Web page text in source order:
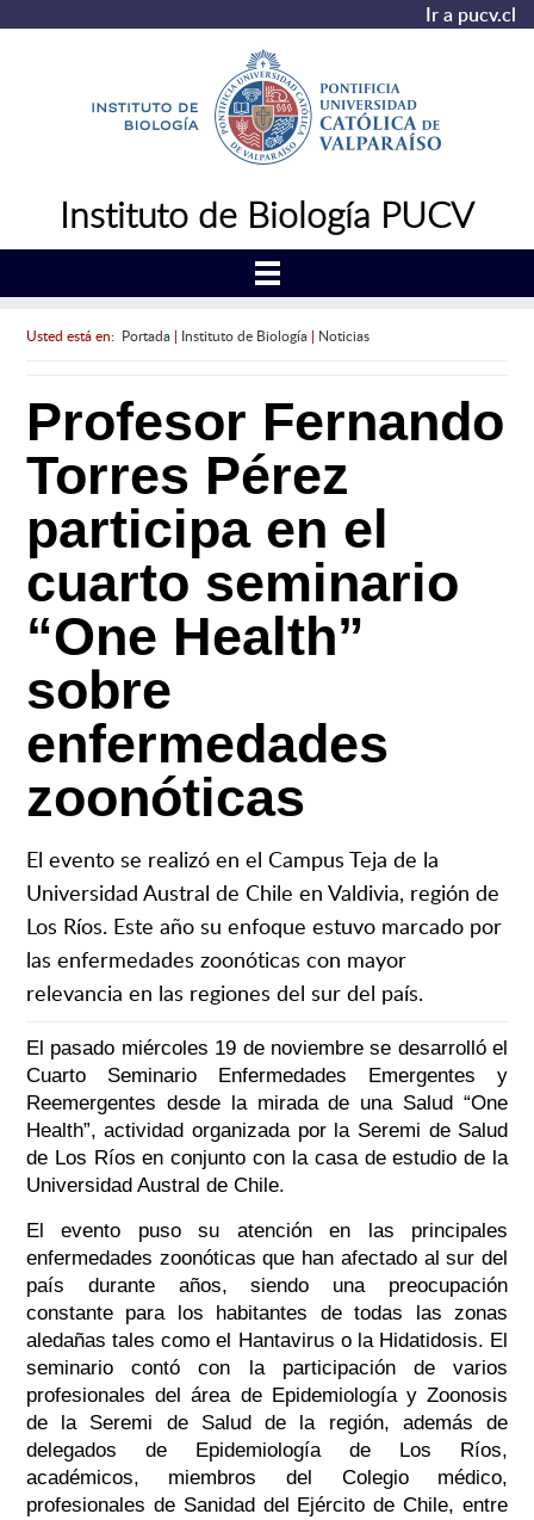
Ir a pucv.cl
Instituto de Biología PUCV
Usted está en: Portada| Instituto de Biología| Noticias
Profesor Fernando
Torres Pérez
participa en el
cuarto seminario
“One Health”
sobre
enfermedades
zoonóticas
El evento se realizó en el Campus Teja de la
Universidad Austral de Chile en Valdivia, región de
Los Ríos. Este año su enfoque estuvo marcado por
las enfermedades zoonóticas con mayor
relevancia en las regiones del sur del país.
El pasado miércoles 19 de noviembre se desarrolló el
Cuarto Seminario Enfermedades Emergentes y
Reemergentes desde la mirada de una Salud “One
Health”, actividad organizada por la Seremi de Salud
de Los Ríos en conjunto con la casa de estudio de la
Universidad Austral de Chile.
El evento puso su atención en las principales
enfermedades zoonóticas que han afectado al sur del
país durante años, siendo una preocupación
constante para los habitantes de todas las zonas
aledañas tales como el Hantavirus o la Hidatidosis. El
seminario contó con la participación de varios
profesionales del área de Epidemiología y Zoonosis
de la Seremi de Salud de la región, además de
delegados de Epidemiología de Los Ríos,
académicos, miembros del Colegio médico,
profesionales de Sanidad del Ejército de Chile, entre